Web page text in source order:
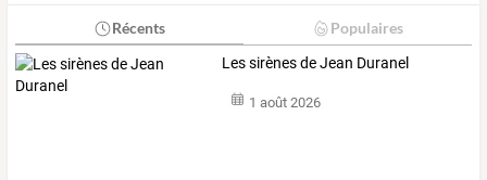
Récents Populaires
Les sirènes de Jean Duranel
1 août 2026